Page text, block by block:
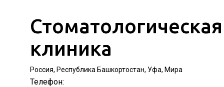
Стоматологическая
клиника
Россия, Республика Башкортостан, Уфа, Мира
Телефон: